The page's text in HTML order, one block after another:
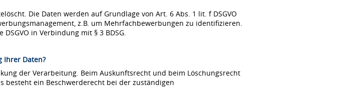
Die Daten werden auf Grundlage von Art. 6 Abs. 1 lit. f DSGVO
z.B. um Mehrfachbewerbungen zu identifizieren.
in Verbindung mit § 3 BDSG.
Ihrer Daten?
der Verarbeitung. Beim Auskunftsrecht und beim Löschungsrecht
besteht ein Beschwerderecht bei der zuständigen